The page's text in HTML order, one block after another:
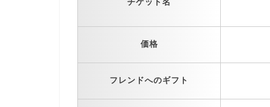
価格
フレンドへのギフト